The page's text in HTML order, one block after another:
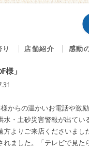
店舗紹介
海鮮屋 八丁櫓
うまいもんや 魚好
仕出しのふじま
感動
」
からの温かいお電話や激
・土砂災害警報が出て
よりご来店くださいま
れました。「テレビで見